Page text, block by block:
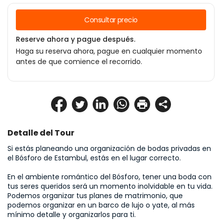
Detalle del Tour
Si estás planeando una organización de bodas privadas en
el Bósforo de Estambul, estás en el lugar correcto.
En el ambiente romántico del Bósforo, tener una boda con
tus seres queridos será un momento inolvidable en tu vida.
Podemos organizar tus planes de matrimonio, que
podemos organizar en un barco de lujo o yate, al más
mínimo detalle y organizarlos para ti.
Consultar precio
Reserve ahora y pague después.
Haga su reserva ahora, pague en cualquier momento
antes de que comience el recorrido.